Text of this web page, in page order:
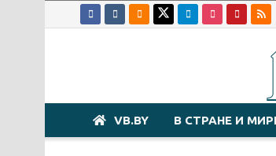
VB.BY В СТРАНЕ И